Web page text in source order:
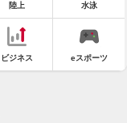
陸上 水泳
ビジネス eスポーツ